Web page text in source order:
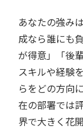
あなたの強み
成なら誰にも
が得意」「後
スキルや経験
らをどの方向
在の部署では
界で大きく花